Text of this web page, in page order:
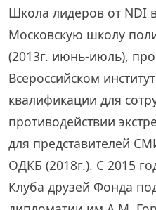
Школа лидеров от NDI
Московскую школу
(2013г. июнь-июль),
Всероссийском
квалификации для
противодействии
для представителей
ОДКБ (2018г.). С 2015
Клуба друзей Фонда